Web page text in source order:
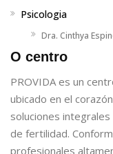
Psicologia
Dra. Cinthya
O centro
PROVIDA es un
ubicado en el
soluciones
de fertilidad.
profesionales